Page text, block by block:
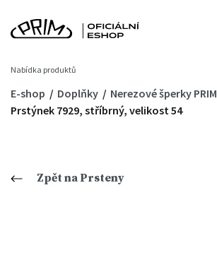
Nabídka produktů
E-shop Doplňky
Nerezové šperky PRIM
Prstýnek 7929, stříbrný, velikost 54
Zpět na Prsteny